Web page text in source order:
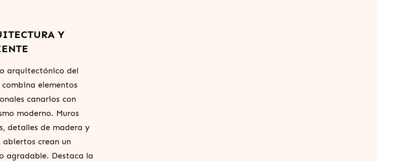
Y
arquitectónico del
elementos
canarios con
moderno. Muros
detalles de madera y
abiertos crean un
agradable. Destaca la